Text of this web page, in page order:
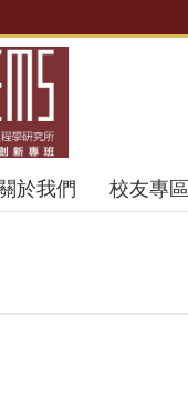
關於我們 校友專區